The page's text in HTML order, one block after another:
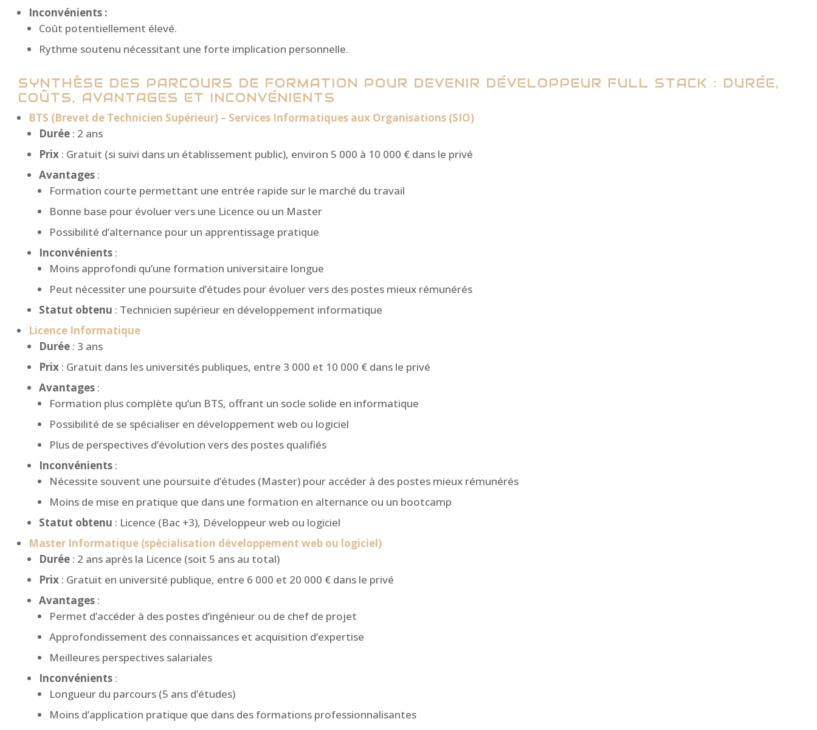
Inconvénients :
Coût potentiellement élevé.
Rythme soutenu nécessitant une forte implication personnelle.
SYNTHÈSE DES PARCOURS DE FORMATION POUR DEVENIR DÉVELOPPEUR FULL STACK : DURÉE,
COÛTS, AVANTAGES ET INCONVÉNIENTS
BTS (Brevet de Technicien Supérieur) – Services Informatiques aux Organisations (SIO)
Durée : 2 ans
Prix : Gratuit (si suivi dans un établissement public), environ 5 000 à 10 000 € dans le privé
Avantages :
Formation courte permettant une entrée rapide sur le marché du travail
Bonne base pour évoluer vers une Licence ou un Master
Possibilité d’alternance pour un apprentissage pratique
Inconvénients :
Moins approfondi qu’une formation universitaire longue
Peut nécessiter une poursuite d’études pour évoluer vers des postes mieux rémunérés
Statut obtenu : Technicien supérieur en développement informatique
Licence Informatique
Durée : 3 ans
Prix : Gratuit dans les universités publiques, entre 3 000 et 10 000 € dans le privé
Avantages :
Formation plus complète qu’un BTS, offrant un socle solide en informatique
Possibilité de se spécialiser en développement web ou logiciel
Plus de perspectives d’évolution vers des postes qualifiés
Inconvénients :
Nécessite souvent une poursuite d’études (Master) pour accéder à des postes mieux rémunérés
Moins de mise en pratique que dans une formation en alternance ou un bootcamp
Statut obtenu : Licence (Bac +3), Développeur web ou logiciel
Master Informatique (spécialisation développement web ou logiciel)
Durée : 2 ans après la Licence (soit 5 ans au total)
Prix : Gratuit en université publique, entre 6 000 et 20 000 € dans le privé
Avantages :
Permet d’accéder à des postes d’ingénieur ou de chef de projet
Approfondissement des connaissances et acquisition d’expertise
Meilleures perspectives salariales
Inconvénients :
Longueur du parcours (5 ans d’études)
Moins d’application pratique que dans des formations professionnalisantes